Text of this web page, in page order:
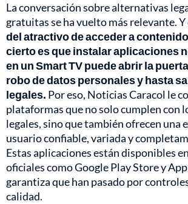
La conversación sobre alternativas
gratuitas se ha vuelto más relevante. Y
del atractivo de acceder a
cierto es que instalar aplicaciones
en un Smart TV puede abrir la
robo de datos personales y hasta
legales. Por eso, Noticias Caracol le
plataformas que no solo cumplen con
legales, sino que también ofrecen una
usuario confiable, variada y
Estas aplicaciones están disponibles
oficiales como Google Play Store y
garantiza que han pasado por
calidad.